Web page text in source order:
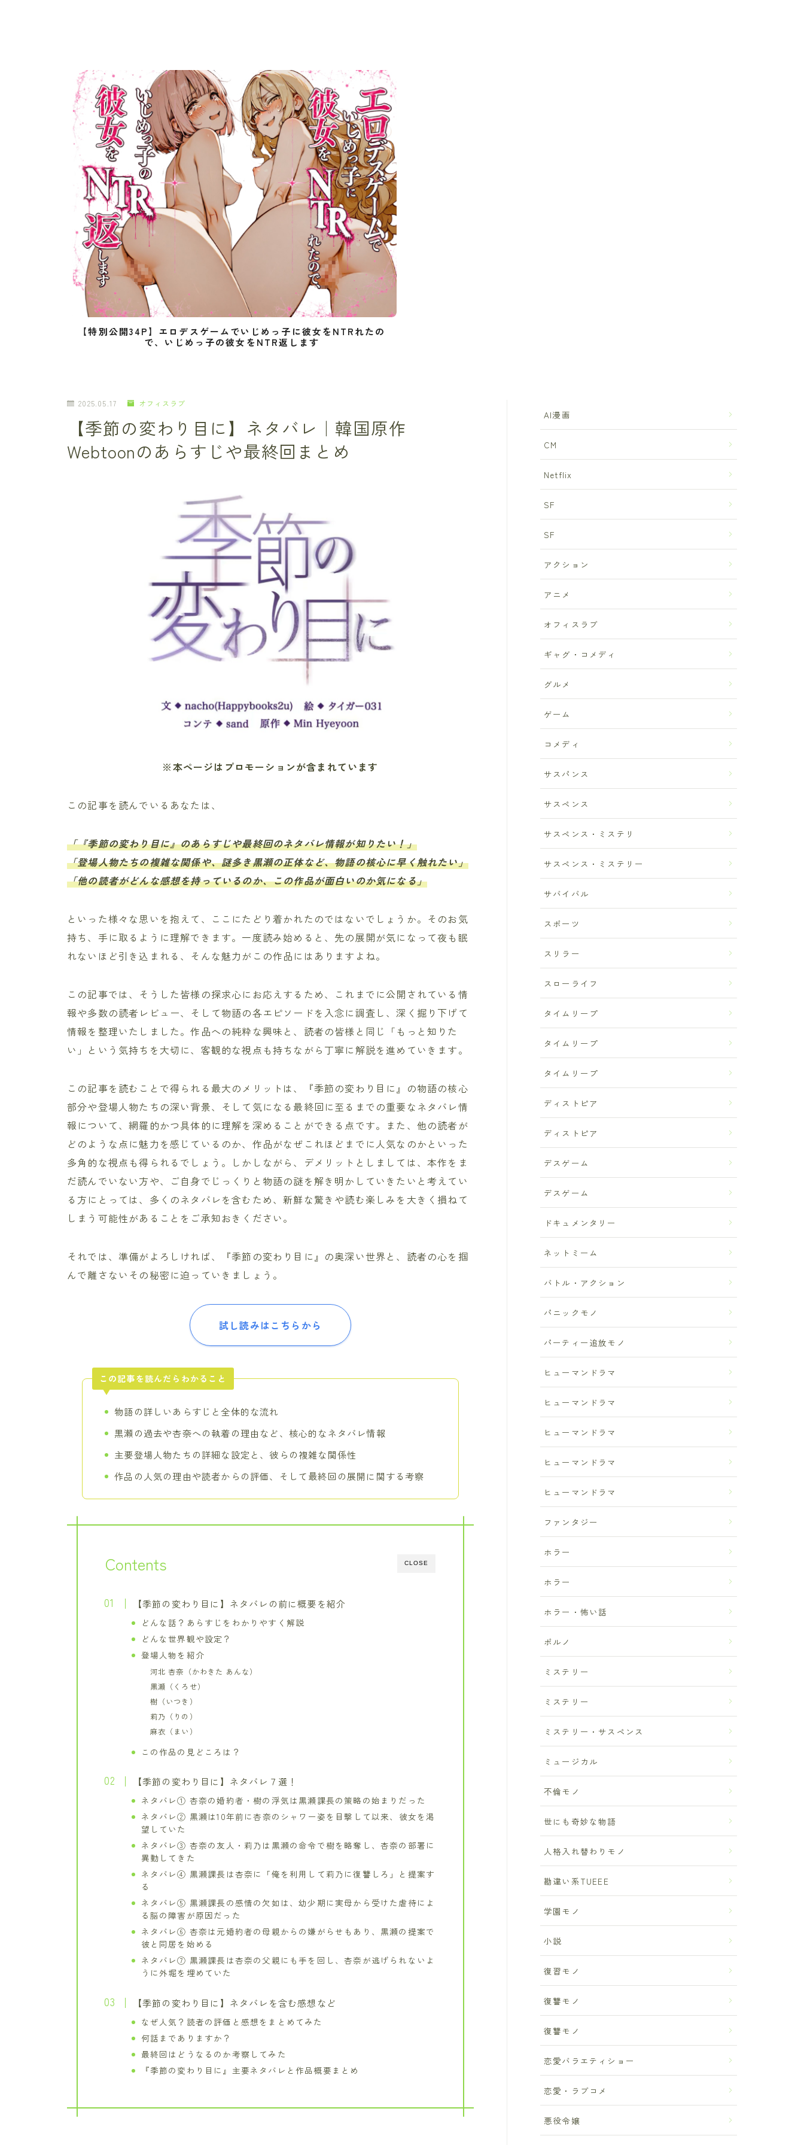
【特別公開34P】エロデスゲームでいじめっ子に彼女をNTRれたの
で、いじめっ子の彼女をNTR返します
2025.05.17 オフィスラブ
【季節の変わり目に】ネタバレ｜韓国原作
Webtoonのあらすじや最終回まとめ
※本ページはプロモーションが含まれています
この記事を読んでいるあなたは、
「『季節の変わり目に』のあらすじや最終回のネタバレ情報が知りたい！」
「登場人物たちの複雑な関係や、謎多き黒瀬の正体など、物語の核心に早く触れたい」
「他の読者がどんな感想を持っているのか、この作品が面白いのか気になる」
といった様々な思いを抱えて、ここにたどり着かれたのではないでしょうか。そのお気
持ち、手に取るように理解できます。一度読み始めると、先の展開が気になって夜も眠
れないほど引き込まれる、そんな魅力がこの作品にはありますよね。
この記事では、そうした皆様の探求心にお応えするため、これまでに公開されている情
報や多数の読者レビュー、そして物語の各エピソードを入念に調査し、深く掘り下げて
情報を整理いたしました。作品への純粋な興味と、読者の皆様と同じ「もっと知りた
い」という気持ちを大切に、客観的な視点も持ちながら丁寧に解説を進めていきます。
この記事を読むことで得られる最大のメリットは、『季節の変わり目に』の物語の核心
部分や登場人物たちの深い背景、そして気になる最終回に至るまでの重要なネタバレ情
報について、網羅的かつ具体的に理解を深めることができる点です。また、他の読者が
どのような点に魅力を感じているのか、作品がなぜこれほどまでに人気なのかといった
多角的な視点も得られるでしょう。しかしながら、デメリットとしましては、本作をま
だ読んでいない方や、ご自身でじっくりと物語の謎を解き明かしていきたいと考えてい
る方にとっては、多くのネタバレを含むため、新鮮な驚きや読む楽しみを大きく損ねて
しまう可能性があることをご承知おきください。
それでは、準備がよろしければ、『季節の変わり目に』の奥深い世界と、読者の心を掴
んで離さないその秘密に迫っていきましょう。
試し読みはこちらから
この記事を読んだらわかること
物語の詳しいあらすじと全体的な流れ
黒瀬の過去や杏奈への執着の理由など、核心的なネタバレ情報
主要登場人物たちの詳細な設定と、彼らの複雑な関係性
作品の人気の理由や読者からの評価、そして最終回の展開に関する考察
CLOSE
Contents
【季節の変わり目に】ネタバレの前に概要を紹介
どんな話？あらすじをわかりやすく解説
どんな世界観や設定？
登場人物を紹介
河北 杏奈（かわきた あんな）
黒瀬（くろせ）
樹（いつき）
莉乃（りの）
麻衣（まい）
この作品の見どころは？
【季節の変わり目に】ネタバレ７選！
ネタバレ① 杏奈の婚約者・樹の浮気は黒瀬課長の策略の始まりだった
ネタバレ② 黒瀬は10年前に杏奈のシャワー姿を目撃して以来、彼女を渇
望していた
ネタバレ③ 杏奈の友人・莉乃は黒瀬の命令で樹を略奪し、杏奈の部署に
異動してきた
ネタバレ④ 黒瀬課長は杏奈に「俺を利用して莉乃に復讐しろ」と提案す
る
ネタバレ⑤ 黒瀬課長の感情の欠如は、幼少期に実母から受けた虐待によ
る脳の障害が原因だった
ネタバレ⑥ 杏奈は元婚約者の母親からの嫌がらせもあり、黒瀬の提案で
彼と同居を始める
ネタバレ⑦ 黒瀬課長は杏奈の父親にも手を回し、杏奈が逃げられないよ
うに外堀を埋めていた
【季節の変わり目に】ネタバレを含む感想など
なぜ人気？読者の評価と感想をまとめてみた
何話までありますか？
最終回はどうなるのか考察してみた
『季節の変わり目に』主要ネタバレと作品概要まとめ
AI漫画
CM
Netflix
SF
SF
アクション
アニメ
オフィスラブ
ギャグ・コメディ
グルメ
ゲーム
コメディ
サスパンス
サスペンス
サスペンス・ミステリ
サスペンス・ミステリー
サバイバル
スポーツ
スリラー
スローライフ
タイムリープ
タイムリープ
タイムリープ
ディストピア
ディストピア
デスゲーム
デスゲーム
ドキュメンタリー
ネットミーム
バトル・アクション
パニックモノ
パーティー追放モノ
ヒューマンドラマ
ヒューマンドラマ
ヒューマンドラマ
ヒューマンドラマ
ヒューマンドラマ
ファンタジー
ホラー
ホラー
ホラー・怖い話
ポルノ
ミステリー
ミステリー
ミステリー・サスペンス
ミュージカル
不倫モノ
世にも奇妙な物語
人格入れ替わりモノ
勘違い系TUEEE
学園モノ
小説
復習モノ
復讐モノ
復讐モノ
恋愛バラエティショー
恋愛・ラブコメ
悪役令嬢